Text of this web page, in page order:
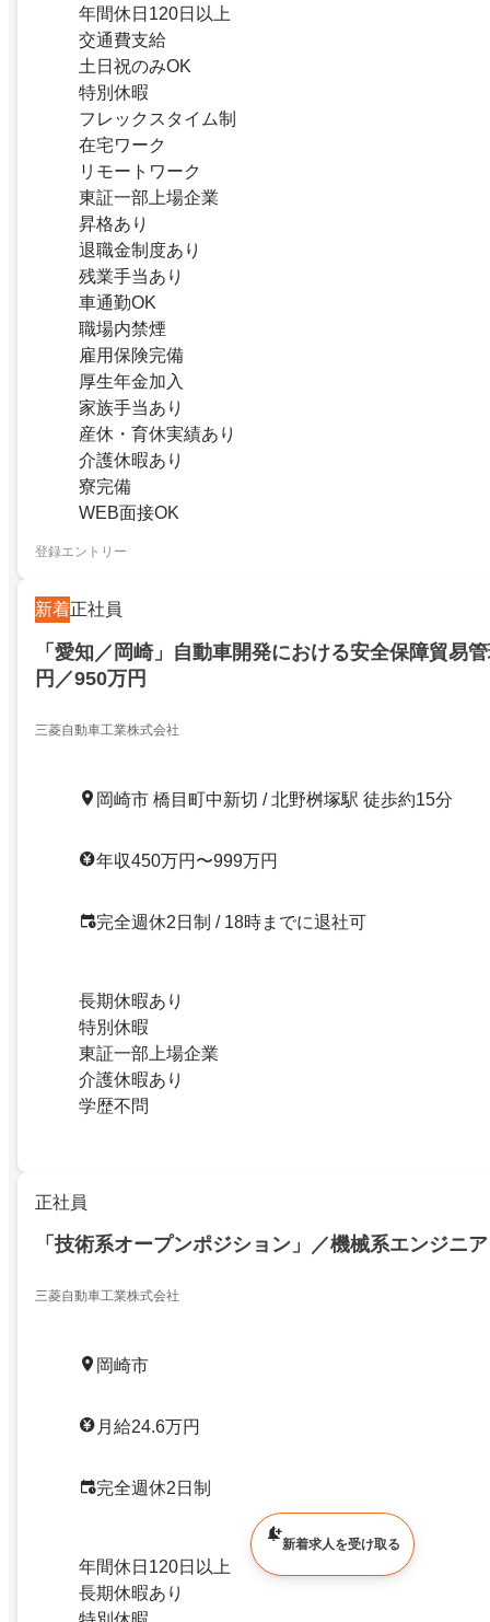
年間休日120日以上
交通費支給
土日祝のみOK
特別休暇
フレックスタイム制
在宅ワーク
リモートワーク
東証一部上場企業
昇格あり
退職金制度あり
残業手当あり
車通勤OK
職場内禁煙
雇用保険完備
厚生年金加入
家族手当あり
産休・育休実績あり
介護休暇あり
寮完備
WEB面接OK
登録エントリー
新着正社員
「愛知／岡崎」自動車開発における安全保障貿易
円／950万円
三菱自動車工業株式会社
岡崎市 橋目町中新切 / 北野桝塚駅 徒歩約15分
年収450万円〜999万円
完全週休2日制 / 18時までに退社可
長期休暇あり
特別休暇
東証一部上場企業
介護休暇あり
学歴不問
正社員
「技術系オープンポジション」／機械系エンジニア
三菱自動車工業株式会社
岡崎市
月給24.6万円
完全週休2日制
年間休日120日以上
長期休暇あり
新着求人を受け取る